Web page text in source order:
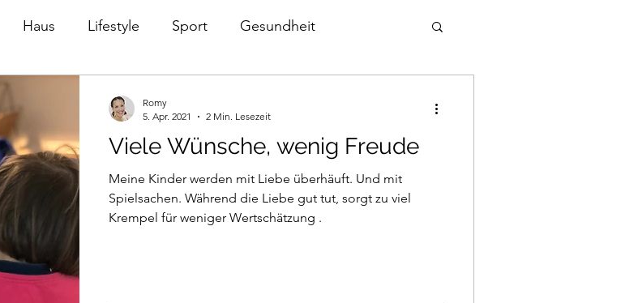
Haus Lifestyle Sport Gesundheit
Viele Wünsche, wenig Freude
Meine Kinder werden mit Liebe überhäuft. Und mit
Spielsachen. Während die Liebe gut tut, sorgt zu viel
Krempel für weniger Wertschätzung .
Romy
5. Apr. 2021
2 Min. Lesezeit